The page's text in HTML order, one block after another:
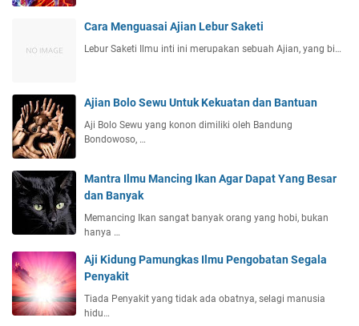
Cara Menguasai Ajian Lebur Saketi
Lebur Saketi Ilmu inti ini merupakan sebuah Ajian, yang bi…
Ajian Bolo Sewu Untuk Kekuatan dan Bantuan
Aji Bolo Sewu yang konon dimiliki oleh Bandung
Bondowoso, …
Mantra Ilmu Mancing Ikan Agar Dapat Yang Besar
dan Banyak
Memancing Ikan sangat banyak orang yang hobi, bukan
hanya …
Aji Kidung Pamungkas Ilmu Pengobatan Segala
Penyakit
Tiada Penyakit yang tidak ada obatnya, selagi manusia
hidu…